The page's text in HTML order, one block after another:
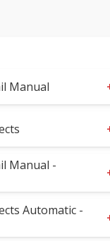
Manual
Manual -
Automatic -